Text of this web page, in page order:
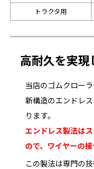
トラクタ用
高耐久を実
当店のゴムクロー
新構造のエンドレ
ります。
エンドレス製法は
ので、ワイヤーの
この製法は専門の